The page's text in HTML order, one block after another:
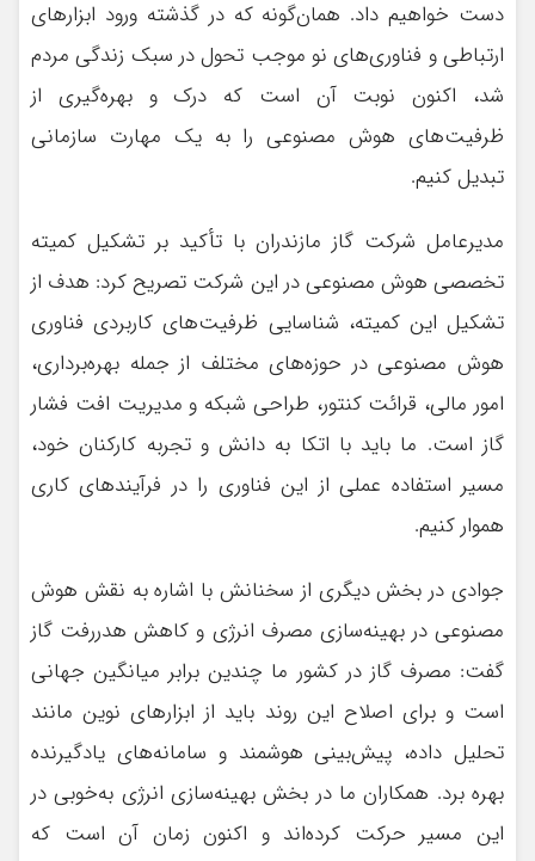
دست خواهیم داد. همان‌گونه که در گذشته ورود ابزارهای
ارتباطی و فناوری‌های نو موجب تحول در سبک زندگی مردم
شد، اکنون نوبت آن است که درک و بهره‌گیری از
ظرفیت‌های هوش مصنوعی را به یک مهارت سازمانی
تبدیل کنیم.
مدیرعامل شرکت گاز مازندران با تأکید بر تشکیل کمیته
تخصصی هوش مصنوعی در این شرکت تصریح کرد: هدف از
تشکیل این کمیته، شناسایی ظرفیت‌های کاربردی فناوری
هوش مصنوعی در حوزه‌های مختلف از جمله بهره‌برداری،
امور مالی، قرائت کنتور، طراحی شبکه و مدیریت افت فشار
گاز است. ما باید با اتکا به دانش و تجربه کارکنان خود،
مسیر استفاده عملی از این فناوری را در فرآیندهای کاری
هموار کنیم.
جوادی در بخش دیگری از سخنانش با اشاره به نقش هوش
مصنوعی در بهینه‌سازی مصرف انرژی و کاهش هدررفت گاز
گفت: مصرف گاز در کشور ما چندین برابر میانگین جهانی
است و برای اصلاح این روند باید از ابزارهای نوین مانند
تحلیل داده، پیش‌بینی هوشمند و سامانه‌های یادگیرنده
بهره برد. همکاران ما در بخش بهینه‌سازی انرژی به‌خوبی در
این مسیر حرکت کرده‌اند و اکنون زمان آن است که